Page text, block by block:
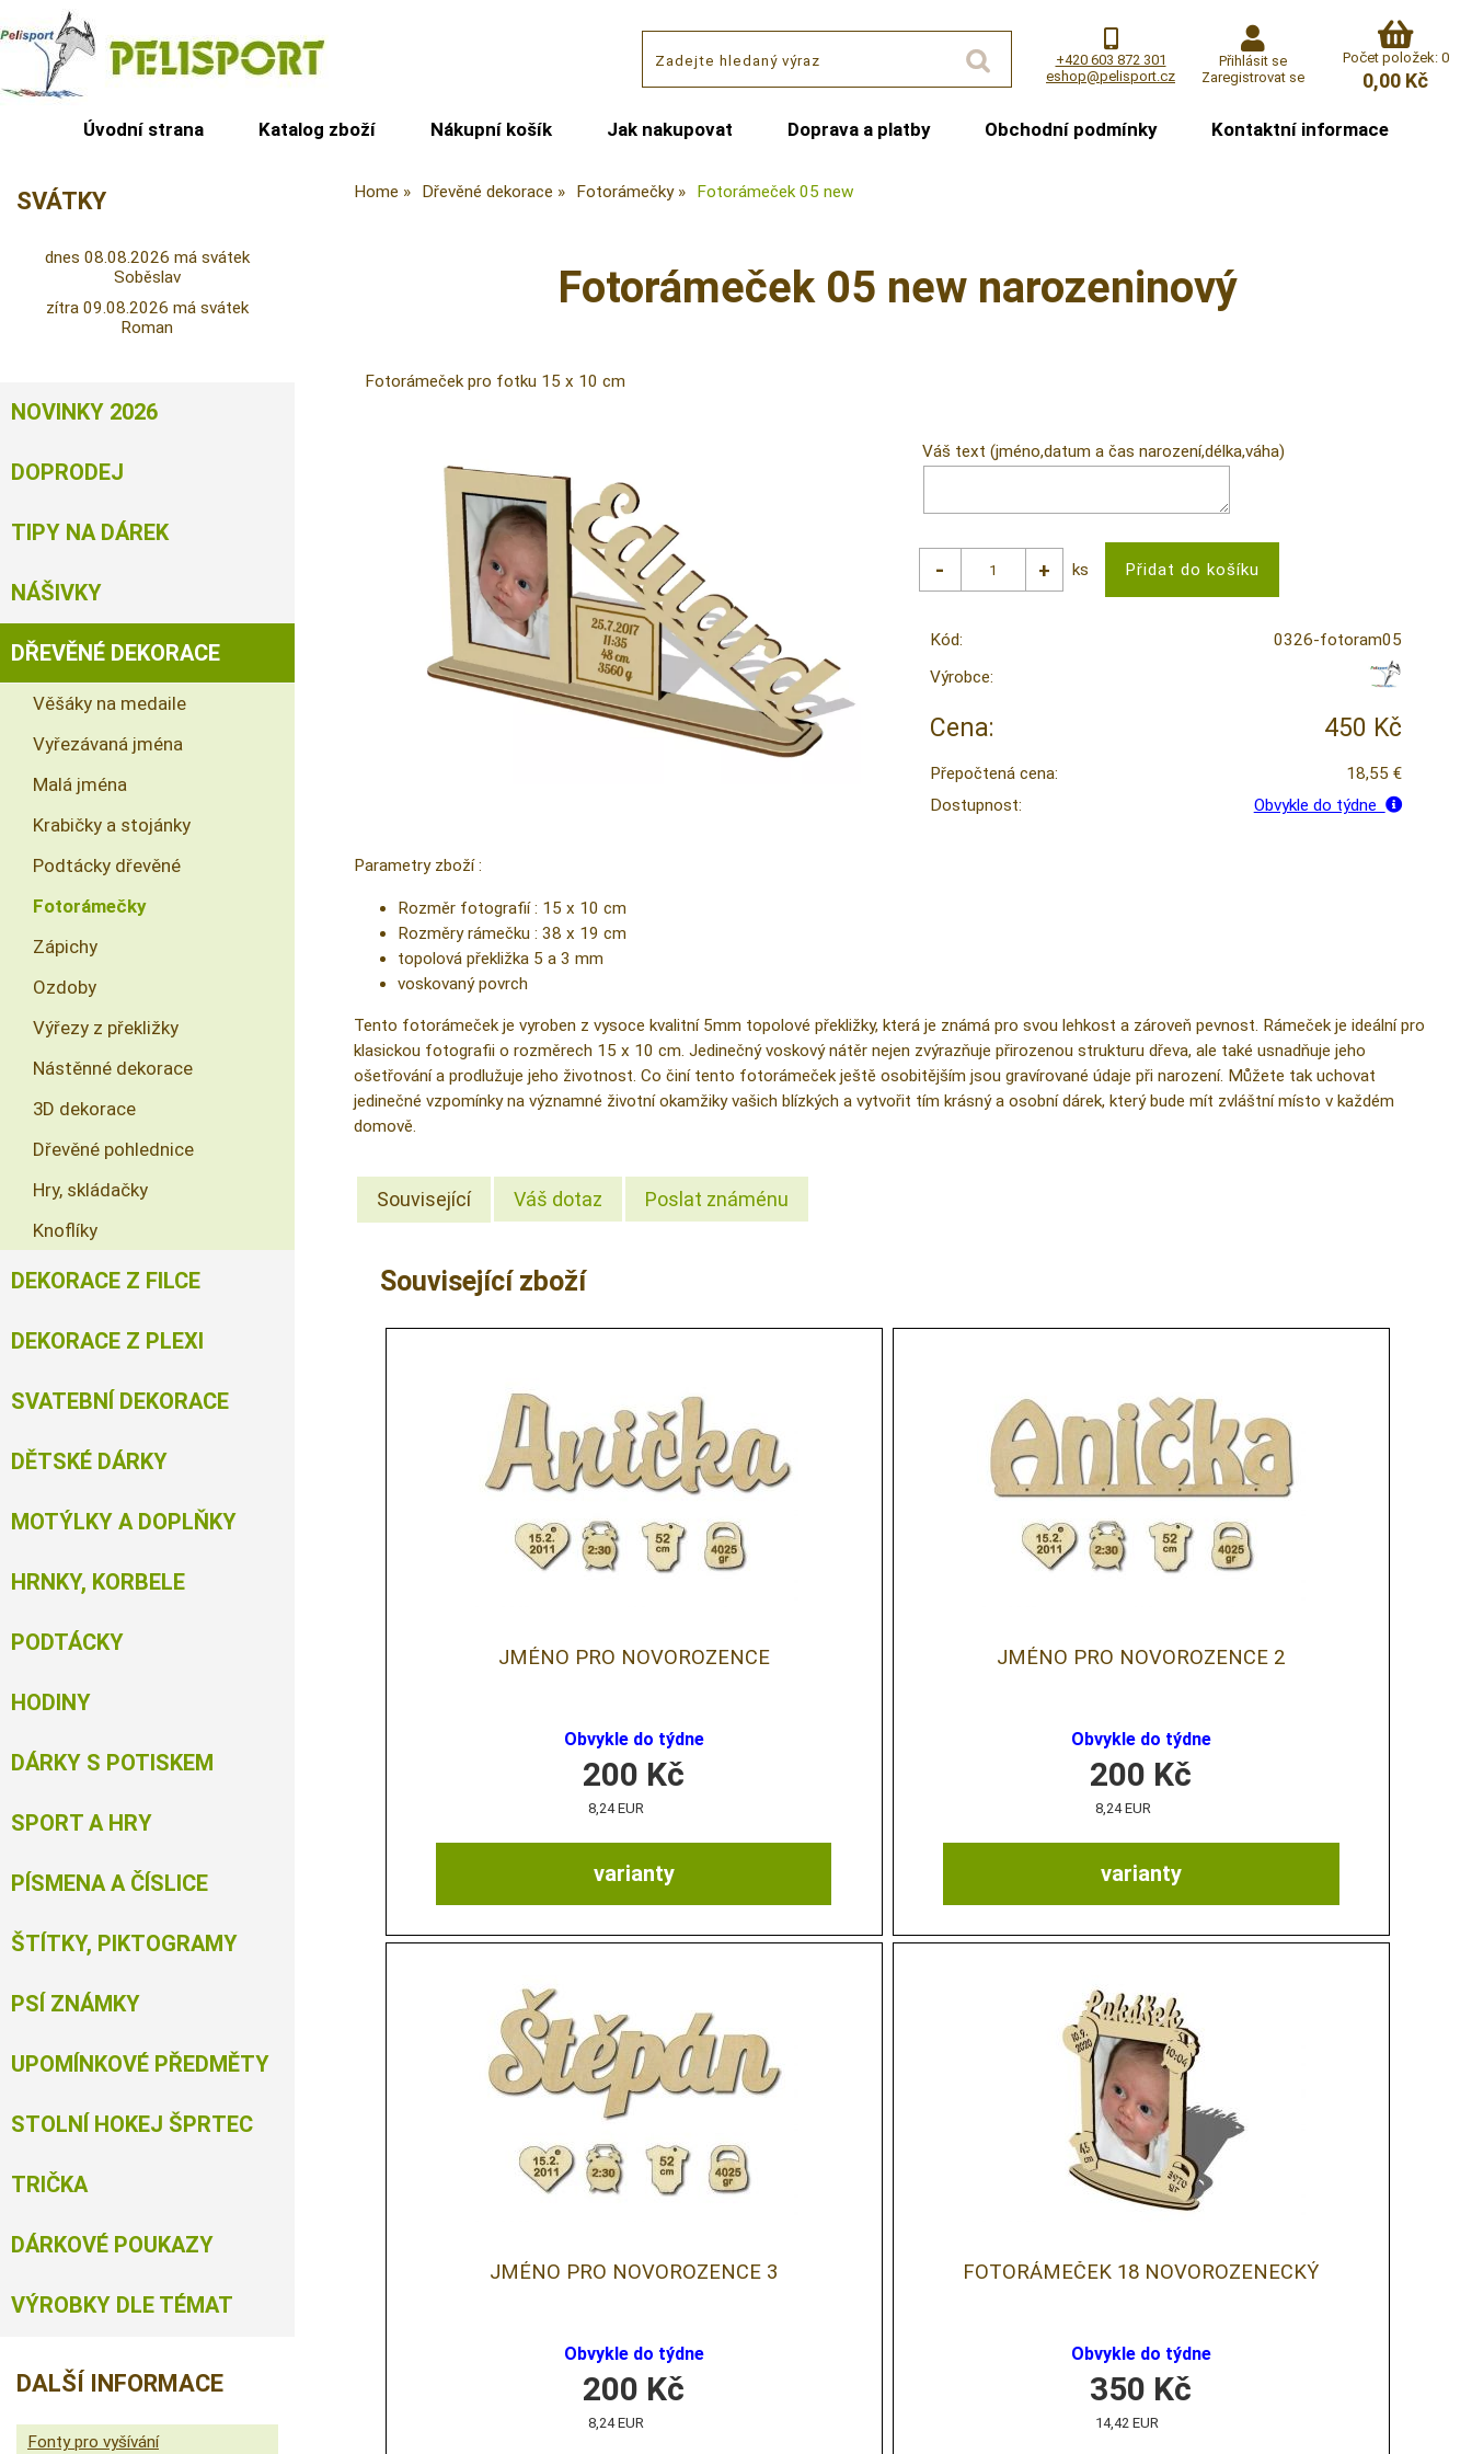
+420 603 872 301
eshop@pelisport.cz
Přihlásit se
Zaregistrovat se
Počet položek: 0
0,00 Kč
Úvodní strana Katalog zboží Nákupní košík Jak nakupovat Doprava a platby Obchodní podmínky Kontaktní informace
Home Dřevěné dekorace Fotorámečky Fotorámeček 05 new
Fotorámeček 05 new narozeninový
Fotorámeček pro fotku 15 x 10 cm
Váš text (jméno,datum a čas narození,délka,váha)
ks
Kód:
0326-fotoram05
Výrobce:
Cena: 450 Kč
Přepočtená cena:
18,55 €
Dostupnost:
Obvykle do týdne
Parametry zboží :
Rozměr fotografií : 15 x 10 cm
Rozměry rámečku : 38 x 19 cm
topolová překližka 5 a 3 mm
voskovaný povrch
Tento fotorámeček je vyroben z vysoce kvalitní 5mm topolové překližky, která je známá pro svou lehkost a zároveň pevnost. Rámeček je ideální pro
klasickou fotografii o rozměrech 15 x 10 cm. Jedinečný voskový nátěr nejen zvýrazňuje přirozenou strukturu dřeva, ale také usnadňuje jeho
ošetřování a prodlužuje jeho životnost. Co činí tento fotorámeček ještě osobitějším jsou gravírované údaje při narození. Můžete tak uchovat
jedinečné vzpomínky na významné životní okamžiky vašich blízkých a vytvořit tím krásný a osobní dárek, který bude mít zvláštní místo v každém
domově.
Související Váš dotaz Poslat známénu
Související zboží
JMÉNO PRO NOVOROZENCE
Obvykle do týdne
varianty
200 Kč
8,24 EUR
JMÉNO PRO NOVOROZENCE 2
Obvykle do týdne
varianty
200 Kč
8,24 EUR
JMÉNO PRO NOVOROZENCE 3
Obvykle do týdne
200 Kč
8,24 EUR
FOTORÁMEČEK 18 NOVOROZENECKÝ
Obvykle do týdne
350 Kč
14,42 EUR
SVÁTKY
dnes 08.08.2026 má svátek
Soběslav
zítra 09.08.2026 má svátek
Roman
NOVINKY 2026
DOPRODEJ
TIPY NA DÁREK
NÁŠIVKY
DŘEVĚNÉ DEKORACE
Věšáky na medaile
Vyřezávaná jména
Malá jména
Krabičky a stojánky
Podtácky dřevěné
Fotorámečky
Zápichy
Ozdoby
Výřezy z překližky
Nástěnné dekorace
3D dekorace
Dřevěné pohlednice
Hry, skládačky
Knoflíky
DEKORACE Z FILCE
DEKORACE Z PLEXI
SVATEBNÍ DEKORACE
DĚTSKÉ DÁRKY
MOTÝLKY A DOPLŇKY
HRNKY, KORBELE
PODTÁCKY
HODINY
DÁRKY S POTISKEM
SPORT A HRY
PÍSMENA A ČÍSLICE
ŠTÍTKY, PIKTOGRAMY
PSÍ ZNÁMKY
UPOMÍNKOVÉ PŘEDMĚTY
STOLNÍ HOKEJ ŠPRTEC
TRIČKA
DÁRKOVÉ POUKAZY
VÝROBKY DLE TÉMAT
DALŠÍ INFORMACE
Fonty pro vyšívání